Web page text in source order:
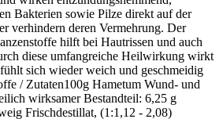
Bakterien sowie Pilze direkt auf der
verhindern deren Vermehrung. Der
hilft bei Hautrissen und auch
diese umfangreiche Heilwirkung wirkt
sich wieder weich und geschmeidig
/ Zutaten100g Hametum Wund- und
wirksamer Bestandteil: 6,25 g
Frischdestillat, (1:1,12 - 2,08)